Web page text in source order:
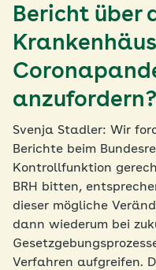
Bericht über
anzufordern?
Svenja Stadler: Wir
Berichte beim
Kontrollfunktion
BRH bitten,
dieser mögliche
dann wiederum bei
Verfahren aufgreifen.